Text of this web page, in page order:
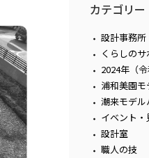
カテゴリー
設計事務所
くらしのサ
2024年（令
浦和美園
潮来モデル
イベント・
設計室
職人の技